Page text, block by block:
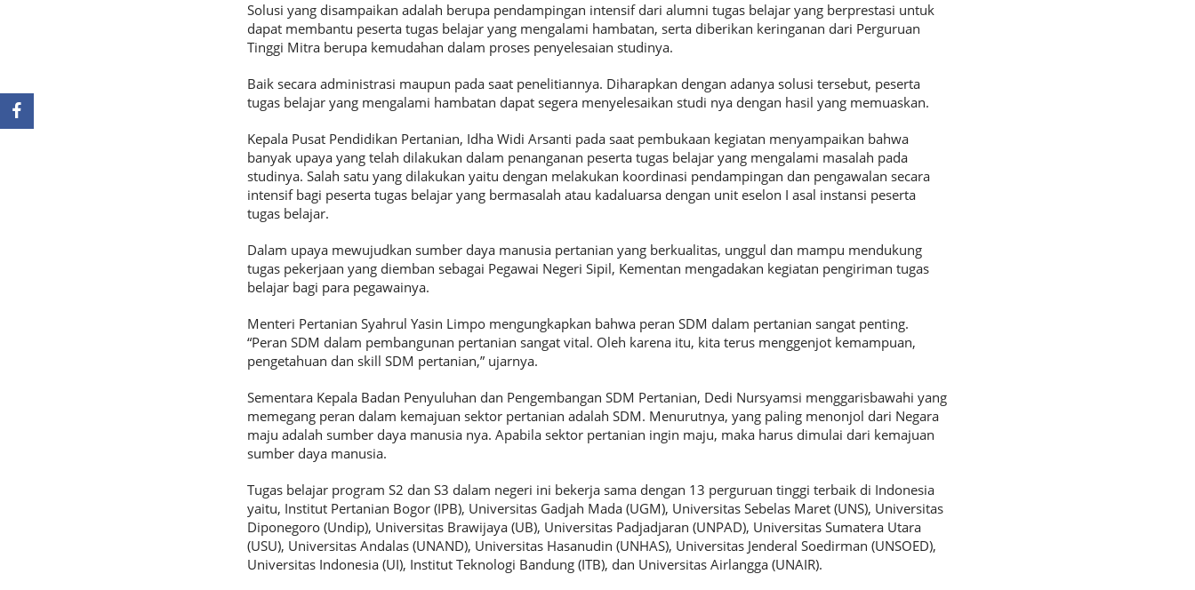
Solusi yang disampaikan adalah berupa pendampingan intensif dari alumni tugas belajar yang berprestasi untuk
dapat membantu peserta tugas belajar yang mengalami hambatan, serta diberikan keringanan dari Perguruan
Tinggi Mitra berupa kemudahan dalam proses penyelesaian studinya.
Baik secara administrasi maupun pada saat penelitiannya. Diharapkan dengan adanya solusi tersebut, peserta
tugas belajar yang mengalami hambatan dapat segera menyelesaikan studi nya dengan hasil yang memuaskan.
Kepala Pusat Pendidikan Pertanian, Idha Widi Arsanti pada saat pembukaan kegiatan menyampaikan bahwa
banyak upaya yang telah dilakukan dalam penanganan peserta tugas belajar yang mengalami masalah pada
studinya. Salah satu yang dilakukan yaitu dengan melakukan koordinasi pendampingan dan pengawalan secara
intensif bagi peserta tugas belajar yang bermasalah atau kadaluarsa dengan unit eselon I asal instansi peserta
tugas belajar.
Dalam upaya mewujudkan sumber daya manusia pertanian yang berkualitas, unggul dan mampu mendukung
tugas pekerjaan yang diemban sebagai Pegawai Negeri Sipil, Kementan mengadakan kegiatan pengiriman tugas
belajar bagi para pegawainya.
Menteri Pertanian Syahrul Yasin Limpo mengungkapkan bahwa peran SDM dalam pertanian sangat penting.
“Peran SDM dalam pembangunan pertanian sangat vital. Oleh karena itu, kita terus menggenjot kemampuan,
pengetahuan dan skill SDM pertanian,” ujarnya.
Sementara Kepala Badan Penyuluhan dan Pengembangan SDM Pertanian, Dedi Nursyamsi menggarisbawahi yang
memegang peran dalam kemajuan sektor pertanian adalah SDM. Menurutnya, yang paling menonjol dari Negara
maju adalah sumber daya manusia nya. Apabila sektor pertanian ingin maju, maka harus dimulai dari kemajuan
sumber daya manusia.
Tugas belajar program S2 dan S3 dalam negeri ini bekerja sama dengan 13 perguruan tinggi terbaik di Indonesia
yaitu, Institut Pertanian Bogor (IPB), Universitas Gadjah Mada (UGM), Universitas Sebelas Maret (UNS), Universitas
Diponegoro (Undip), Universitas Brawijaya (UB), Universitas Padjadjaran (UNPAD), Universitas Sumatera Utara
(USU), Universitas Andalas (UNAND), Universitas Hasanudin (UNHAS), Universitas Jenderal Soedirman (UNSOED),
Universitas Indonesia (UI), Institut Teknologi Bandung (ITB), dan Universitas Airlangga (UNAIR).